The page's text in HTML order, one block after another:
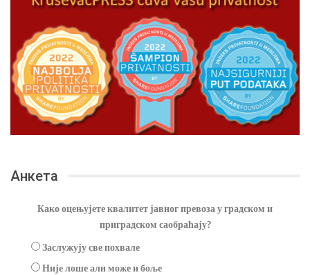
Анкета
Како оцењујете квалитет јавног превоза у градском и
приградском саобраћају?
Заслужују све похвале
Није лоше али може и боље